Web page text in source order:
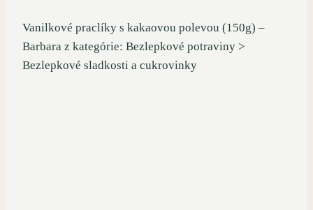
Vanilkové praclíky s kakaovou polevou (150g) –
Barbara z kategórie: Bezlepkové potraviny >
Bezlepkové sladkosti a cukrovinky